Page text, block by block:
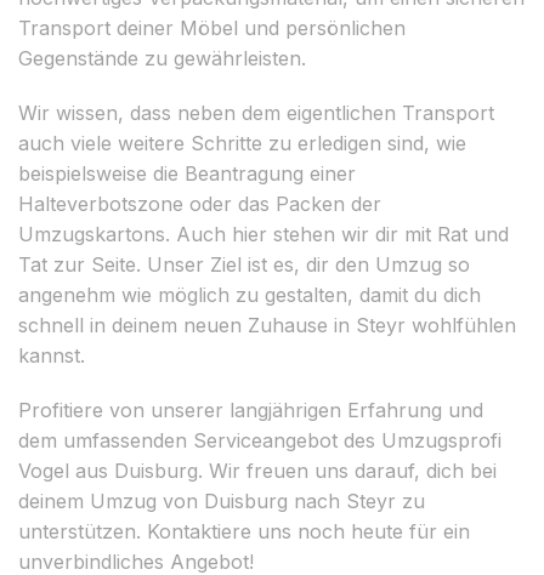
Transport deiner Möbel und persönlichen
Gegenstände zu gewährleisten.
Wir wissen, dass neben dem eigentlichen Transport
auch viele weitere Schritte zu erledigen sind, wie
beispielsweise die Beantragung einer
Halteverbotszone oder das Packen der
Umzugskartons. Auch hier stehen wir dir mit Rat und
Tat zur Seite. Unser Ziel ist es, dir den Umzug so
angenehm wie möglich zu gestalten, damit du dich
schnell in deinem neuen Zuhause in Steyr wohlfühlen
kannst.
Profitiere von unserer langjährigen Erfahrung und
dem umfassenden Serviceangebot des Umzugsprofi
Vogel aus Duisburg. Wir freuen uns darauf, dich bei
deinem Umzug von Duisburg nach Steyr zu
unterstützen. Kontaktiere uns noch heute für ein
unverbindliches Angebot!